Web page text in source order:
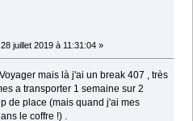
28 juillet 2019 à 11:31:04 »
mais là j'ai un break 407 , très
a transporter 1 semaine sur 2
de place (mais quand j'ai mes
le coffre !) .